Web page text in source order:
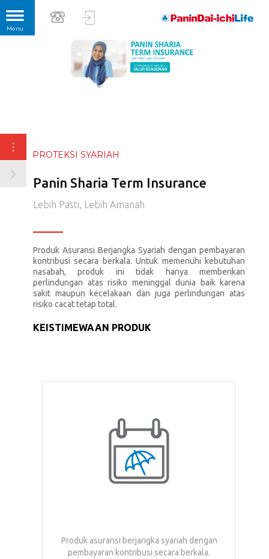
PROTEKSI SYARIAH
Panin Sharia Term Insurance
Lebih Pasti, Lebih Amanah
Produk Asuransi Berjangka Syariah dengan pembayaran
kontribusi secara berkala. Untuk memenuhi kebutuhan
nasabah, produk ini tidak hanya memberikan
perlindungan atas risiko meninggal dunia baik karena
sakit maupun kecelakaan dan juga perlindungan atas
risiko cacat tetap total.
KEISTIMEWAAN PRODUK
Produk asuransi berjangka syariah dengan
pembayaran kontribusi secara berkala.